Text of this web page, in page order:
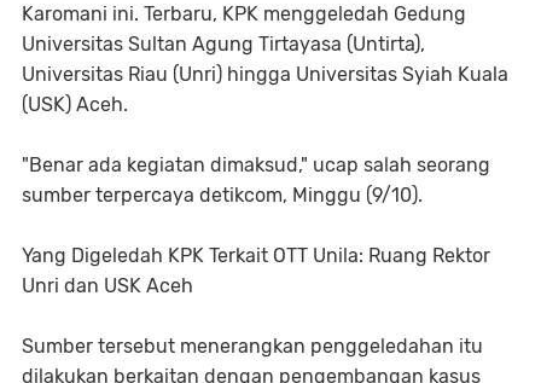
Karomani ini. Terbaru, KPK menggeledah Gedung
Universitas Sultan Agung Tirtayasa (Untirta),
Universitas Riau (Unri) hingga Universitas Syiah Kuala
(USK) Aceh.
"Benar ada kegiatan dimaksud," ucap salah seorang
sumber terpercaya detikcom, Minggu (9/10).
Yang Digeledah KPK Terkait OTT Unila: Ruang Rektor
Unri dan USK Aceh
Sumber tersebut menerangkan penggeledahan itu
dilakukan berkaitan dengan pengembangan kasus